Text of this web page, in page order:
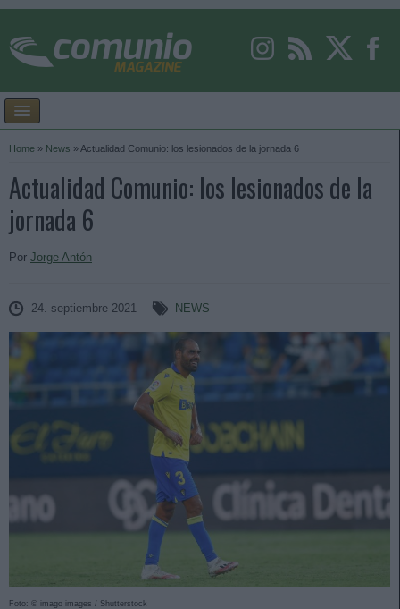
Home » News » Actualidad Comunio: los lesionados de la jornada 6
Actualidad Comunio: los lesionados de la
jornada 6
Por Jorge Antón
24. septiembre 2021 NEWS
Foto: © imago images / Shutterstock